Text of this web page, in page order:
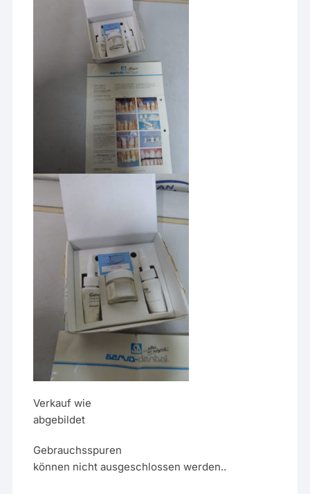
Verkauf wie
abgebildet
Gebrauchsspuren
können nicht ausgeschlossen werden..